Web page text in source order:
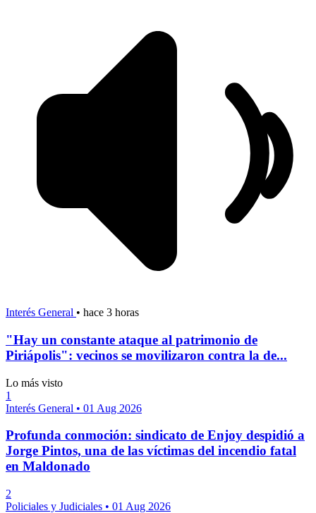
Interés General • hace 3 horas
"Hay un constante ataque al patrimonio de
Piriápolis": vecinos se movilizaron contra la de...
Lo más visto
1
Interés General • 01 Aug 2026
Profunda conmoción: sindicato de Enjoy despidió a
Jorge Pintos, una de las víctimas del incendio fatal
en Maldonado
2
Policiales y Judiciales • 01 Aug 2026